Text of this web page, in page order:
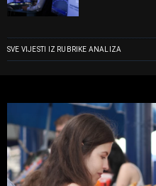
SVE VIJESTI IZ RUBRIKE ANALIZA